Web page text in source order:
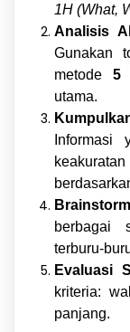
1H (What,
Analisis
Gunakan
metode5
utama.
Informasi
berbagai
terburu-
Evaluasi
kriteria:
panjang.